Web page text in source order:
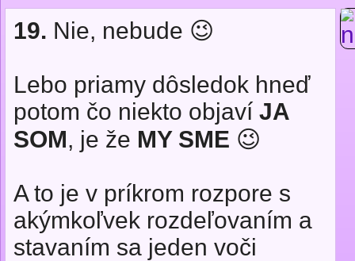
19. Nie, nebude 😉
Lebo priamy dôsledok hneď
potom čo niekto objaví JA
SOM, je že MY SME 😉
A to je v príkrom rozpore s
akýmkoľvek rozdeľovaním a
stavaním sa jeden voči